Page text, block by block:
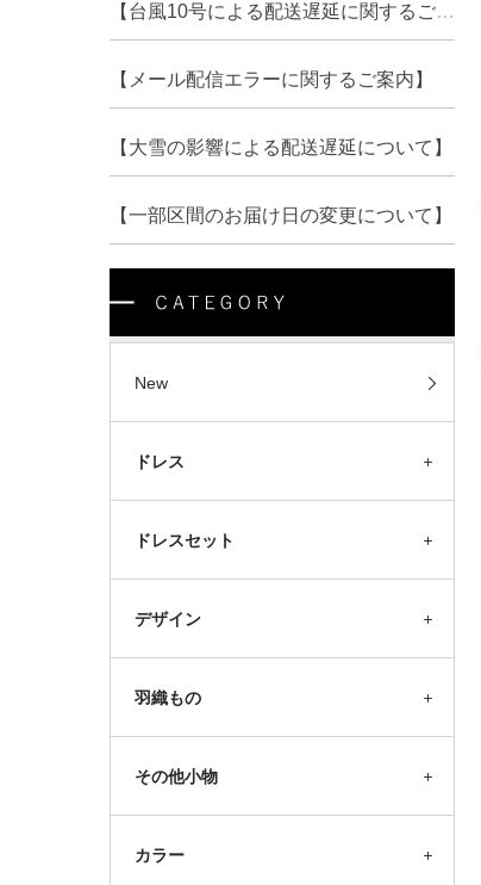
【台風10号による配送遅延に関するご案内】
【メール配信エラーに関するご案内】
【大雪の影響による配送遅延について】
【一部区間のお届け日の変更について】
New
ドレス
ドレスセット
デザイン
羽織もの
その他小物
カラー